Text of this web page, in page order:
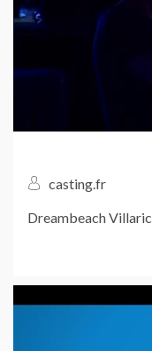
casting.fr
Dreambeach